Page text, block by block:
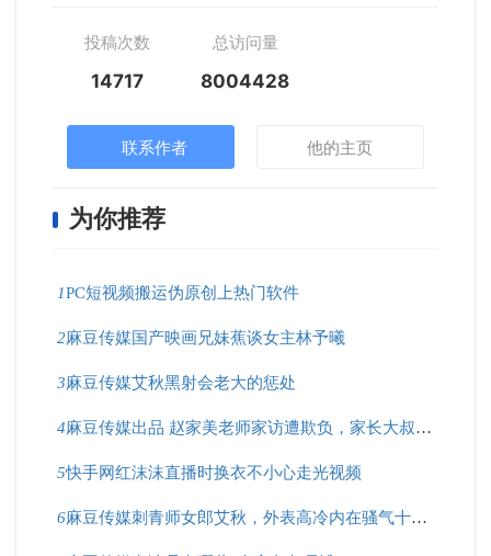
投稿次数 总访问量
14717 8004428
联系作者 他的主页
为你推荐
1PC短视频搬运伪原创上热门软件
2麻豆传媒国产映画兄妹蕉谈女主林予曦
3麻豆传媒艾秋黑射会老大的惩处
4麻豆传媒出品 赵家美老师家访遭欺负，家长大叔好凶猛！
5快手网红沫沫直播时换衣不小心走光视频
6麻豆传媒刺青师女郎艾秋，外表高冷内在骚气十足？